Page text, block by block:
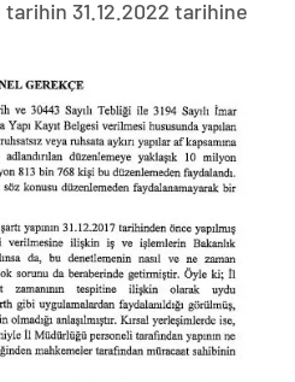
tarihin 31.12.2022 tarihine